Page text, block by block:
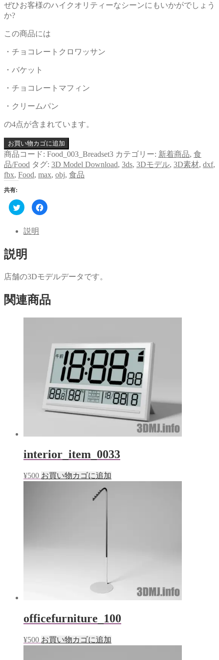
ぜひお客様のハイクオリティーなシーンにもいかがでしょう
か?
この商品には
・チョコレートクロワッサン
・バケット
・チョコレートマフィン
・クリームパン
の4点が含まれています。
お買い物カゴに追加
商品コード: Food_003_Breadset3 カテゴリー: 新着商品, 食
品/Food タグ: 3D Model Download, 3ds, 3Dモデル, 3D素材, dxf,
fbx, Food, max, obj, 食品
共有:
ク
リ
し
て
で
共
有
い
ウ
ン
ド
ウ
開
Facebook
で
し
て
だ
さ
い
し
で
開
す)
説明
説明
店舗の3Dモデルデータです。
関連商品
interior_item_0033
¥500 お買い物カゴに追加
officefurniture_100
¥500 お買い物カゴに追加